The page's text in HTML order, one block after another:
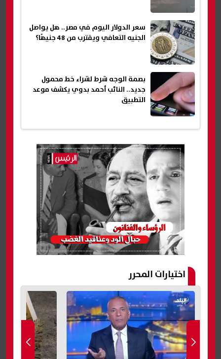
سعر الدولار اليوم في مصر.. هل يواصل
الجنيه التعافي ويقترب من 48 جنيهًا؟
بصمة الوجه شرط لشراء خط محمول
جديد.. النائب أحمد بدوي يكشف موعد
التطبيق
اختيارات المحرر